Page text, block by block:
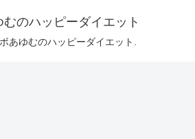
むのハッピーダイエット
あゆむのハッピーダイエット.